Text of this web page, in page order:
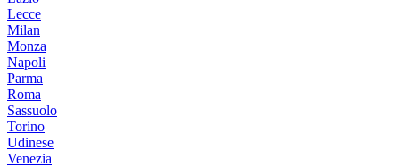
Lecce
Milan
Monza
Napoli
Parma
Roma
Sassuolo
Torino
Udinese
Venezia